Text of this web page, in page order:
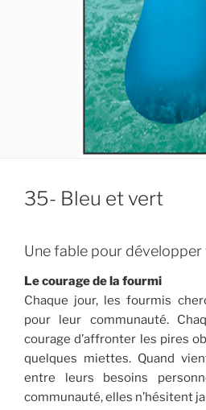
35- Bleu et vert
Une fable pour
Le courage de la fourmi
Chaque jour, les fourmis
pour leur communauté.
courage d’affronter les pires
quelques miettes. Quand
entre leurs besoins
communauté, elles n’hésitent